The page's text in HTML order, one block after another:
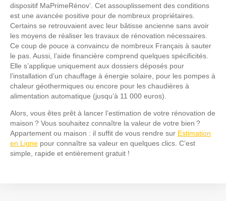
dispositif MaPrimeRénov’. Cet assouplissement des conditions
est une avancée positive pour de nombreux propriétaires.
Certains se retrouvaient avec leur bâtisse ancienne sans avoir
les moyens de réaliser les travaux de rénovation nécessaires.
Ce coup de pouce a convaincu de nombreux Français à sauter
le pas. Aussi, l’aide financière comprend quelques spécificités.
Elle s’applique uniquement aux dossiers déposés pour
l’installation d’un chauffage à énergie solaire, pour les pompes à
chaleur géothermiques ou encore pour les chaudières à
alimentation automatique (jusqu’à 11 000 euros).
Alors, vous êtes prêt à lancer l’estimation de votre rénovation de
maison ? Vous souhaitez connaître la valeur de votre bien ?
Appartement ou maison : il suffit de vous rendre sur Estimation
en Ligne pour connaître sa valeur en quelques clics. C’est
simple, rapide et entièrement gratuit !